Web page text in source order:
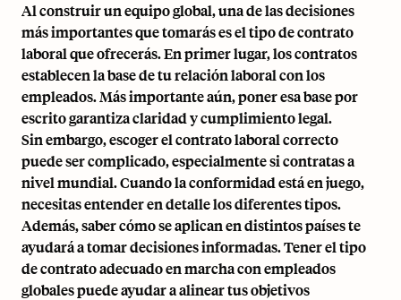
Al construir un equipo global, una de las decisiones
más importantes que tomarás es el tipo de contrato
laboral que ofrecerás. En primer lugar, los contratos
establecen la base de tu relación laboral con los
empleados. Más importante aún, poner esa base por
escrito garantiza claridad y cumplimiento legal.
Sin embargo, escoger el contrato laboral correcto
puede ser complicado, especialmente si contratas a
nivel mundial. Cuando la conformidad está en juego,
necesitas entender en detalle los diferentes tipos.
Además, saber cómo se aplican en distintos países te
ayudará a tomar decisiones informadas. Tener el tipo
de contrato adecuado en marcha con empleados
globales puede ayudar a alinear tus objetivos